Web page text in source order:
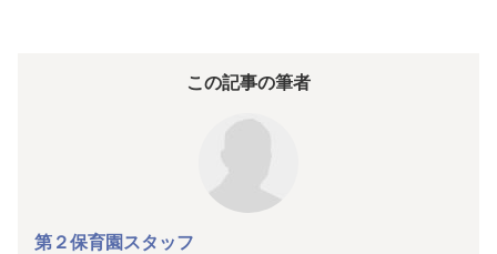
この記事の筆者
第２保育園スタッフ